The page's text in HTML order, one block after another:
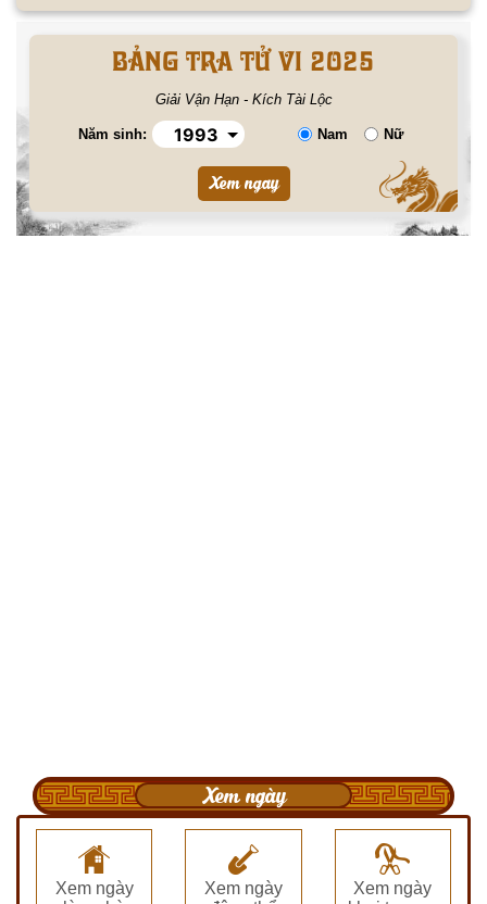
BẢNG TRA TỬ VI 2025
Giải Vận Hạn - Kích Tài Lộc
Năm sinh: Nam Nữ
Xem ngày
Xem ngày
Xem ngày
Xem ngày